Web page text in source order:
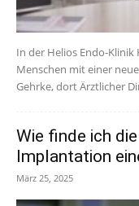
In der Helios Endo-
Menschen mit einer
Gehrke, dort Ärztlicher
Wie finde ich
Implantation
März 25, 2025